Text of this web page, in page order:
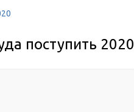
поступить 2020